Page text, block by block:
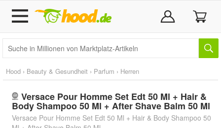
Hood › Beauty & Gesundheit › Parfum › Herren
Versace Pour Homme Set Edt 50 Ml + Hair &
Body Shampoo 50 Ml + After Shave Balm 50 Ml
Versace Pour Homme Set Edt 50 Ml + Hair & Body Shampoo 50